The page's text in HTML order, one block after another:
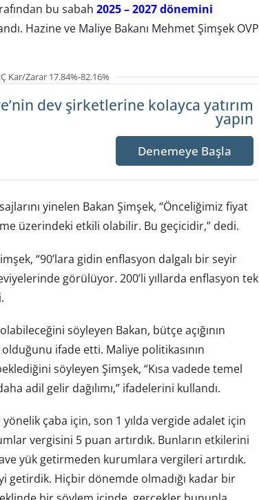
bu sabah 2025 – 2027 dönemini
Hazine ve Maliye Bakanı Mehmet Şimşek OVP
Kar/Zarar 17.84%-82.16%
dev şirketlerine kolayca yatırım
yapın
Denemeye Başla
yinelen Bakan Şimşek, “Önceliğimiz fiyat
üzerindeki etkili olabilir. Bu geçicidir,” dedi.
“90’lara gidin enflasyon dalgalı bir seyir
görülüyor. 200’li yıllarda enflasyon tek
söyleyen Bakan, bütçe açığının
ifade etti. Maliye politikasının
söyleyen Şimşek, “Kısa vadede temel
adil gelir dağılımı,” ifadelerini kullandı.
çaba için, son 1 yılda vergide adalet için
vergisini 5 puan artırdık. Bunların etkilerini
yük getirmeden kurumlara vergileri artırdık.
Hiçbir dönemde olmadığı kadar bir